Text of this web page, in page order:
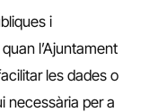
i
l’Ajuntament
les dades o
necessària per a